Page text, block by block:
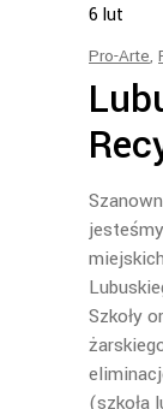
6 lut
Pro-Arte,
Szkoły
(szkoła